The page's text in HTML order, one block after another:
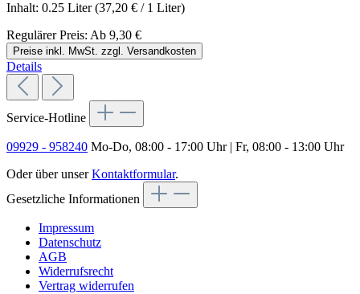
Inhalt: 0.25 Liter(37,20 € / 1 Liter)
Regulärer Preis: Ab 9,30 €
Preise inkl. MwSt. zzgl. Versandkosten
Details
Service-Hotline
09929 - 958240 Mo-Do, 08:00 - 17:00 Uhr | Fr, 08:00 - 13:00 Uhr
Oder über unserKontaktformular.
Gesetzliche Informationen
Impressum
Datenschutz
AGB
Widerrufsrecht
Vertrag widerrufen